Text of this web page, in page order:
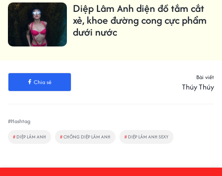
Diệp Lâm Anh diện đồ tắm cắt
xẻ, khoe đường cong cực phẩm
dưới nước
Chia sẻ
Bài viết
Thúy Thúy
#Hashtag
# DIỆP LÂM ANH #CHỒNG DIỆP LÂM ANH # DIỆP LÂM ANH SEXY